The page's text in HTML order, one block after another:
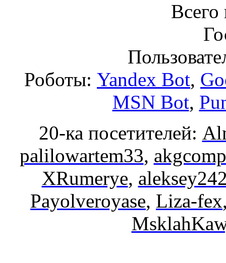
Всего
Роботы: Yandex Bot,
MSN Bot,
20-ка посетителей:
palilowartem33,
XRumerye,
Payolveroyase, Liza-fex